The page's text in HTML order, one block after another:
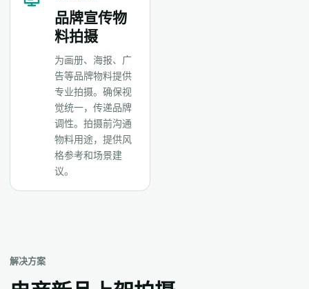
品牌宣传物
料拍摄
为画册、海报、广
告等品牌物料提供
专业拍摄。确保视
觉统一，传递品牌
调性。拍摄前沟通
物料用途，提供风
格参考和场景建
议。
解决方案